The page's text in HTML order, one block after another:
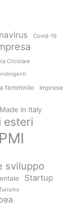
Covid-19
Circolare
femminile Imprese
Made in Italy
esteri
PMI
sviluppo
Startup